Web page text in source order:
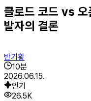
클로드 코드 vs 오
발자의 결론
반기황
10분
2026.06.15.
인기
26.5K